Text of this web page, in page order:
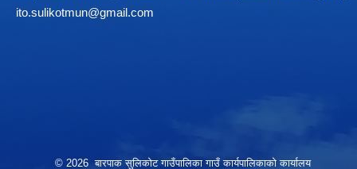
ito.sulikotmun@gmail.com
© 2026 बारपाक सुलिकोट गाउँपालिका गाउँ कार्यपालिकाको कार्यालय